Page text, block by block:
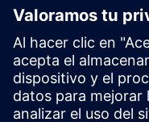
VS126 AI
Counter
Powered by Binocular
ceiling environments.
75m² with GDPR-